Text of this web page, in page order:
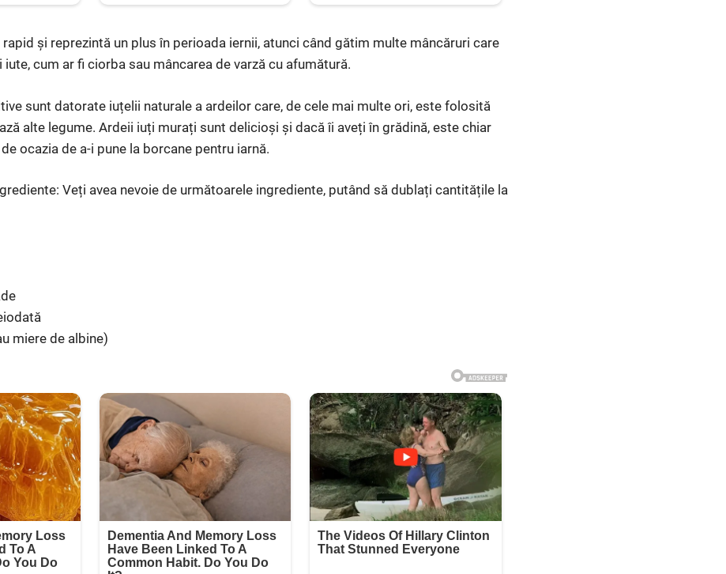
și reprezintă un plus în perioada iernii, atunci când gătim multe mâncăruri care
cum ar fi ciorba sau mâncarea de varză cu afumătură.
sunt datorate iuțelii naturale a ardeilor care, de cele mai multe ori, este folosită
alte legume. Ardeii iuți murați sunt delicioși și dacă îi aveți în grădină, este chiar
ocazia de a-i pune la borcane pentru iarnă.
Veți avea nevoie de următoarele ingrediente, putând să dublați cantitățile la
miere de albine)